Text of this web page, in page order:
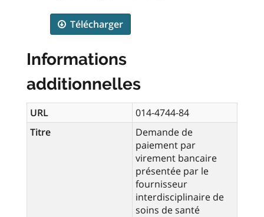
Télécharger
Informations
additionnelles
URL
014-4744-84
Titre
Demande de
paiement par
virement bancaire
présentée par le
fournisseur
interdisciplinaire de
soins de santé